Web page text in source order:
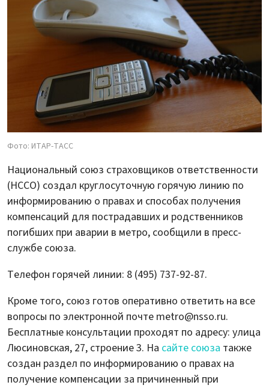
Фото: ИТАР-ТАСС
Национальный союз страховщиков ответственности
(НССО) создал круглосуточную горячую линию по
информированию о правах и способах получения
компенсаций для пострадавших и родственников
погибших при аварии в метро, сообщили в пресс-
службе союза.
Телефон горячей линии: 8 (495) 737-92-87.
Кроме того, союз готов оперативно ответить на все
вопросы по электронной почте metro@nsso.ru.
Бесплатные консультации проходят по адресу: улица
Люсиновская, 27, строение 3. На сайте союза также
создан раздел по информированию о правах на
получение компенсации за причиненный при